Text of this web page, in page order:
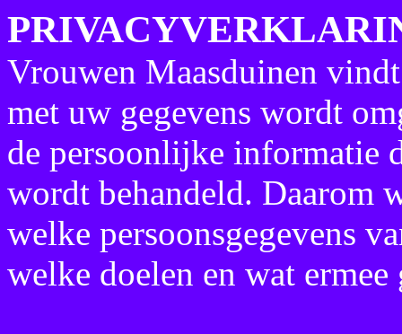
Vrouwen Maasduinen
met uw gegevens wordt
de persoonlijke informatie
wordt behandeld. Daarom
welke persoonsgegevens
welke doelen en wat ermee